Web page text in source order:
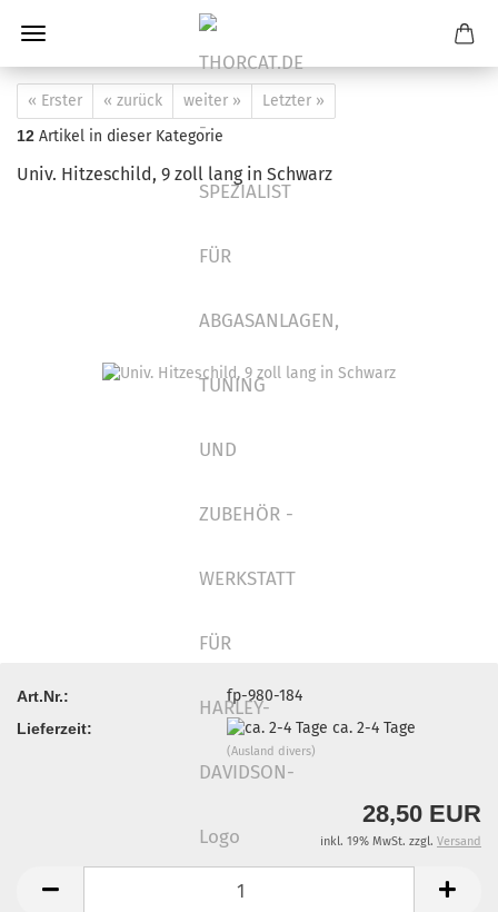
« Erster « zurück weiter » Letzter »
12 Artikel in dieser Kategorie
Univ. Hitzeschild, 9 zoll lang in Schwarz
Art.Nr.: fp-980-184
Lieferzeit: ca. 2-4 Tage
(Ausland divers)
28,50 EUR
inkl. 19% MwSt. zzgl. Versand